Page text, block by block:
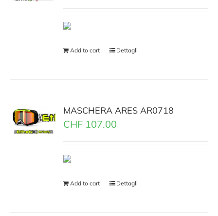
Add to cart Dettagli
MASCHERA ARES AR0718
CHF 107.00
Add to cart Dettagli